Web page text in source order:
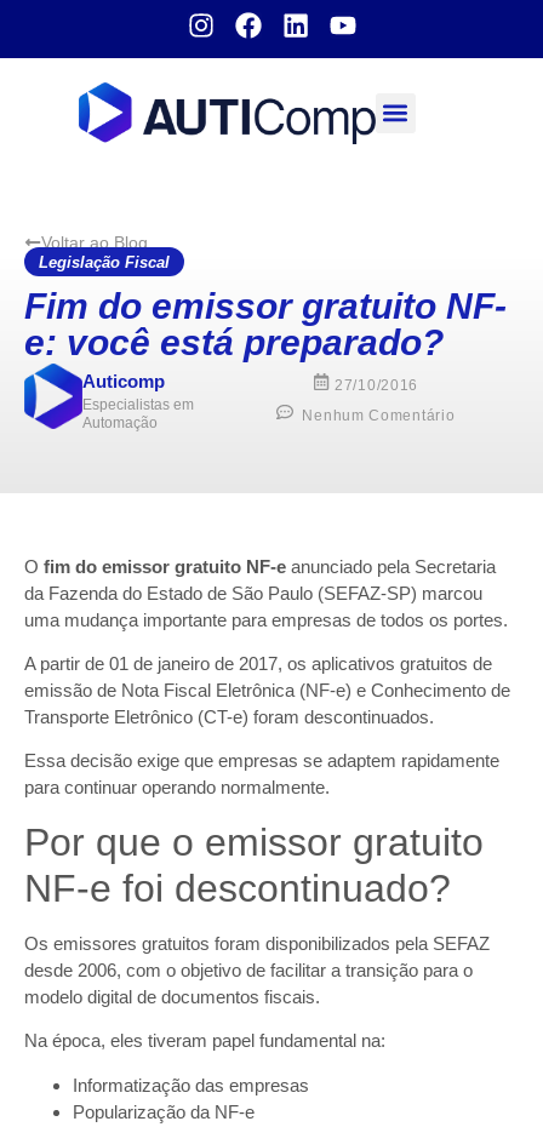
Voltar ao Blog
Legislação Fiscal
Fim do emissor gratuito NF-
e: você está preparado?
Auticomp
Especialistas em
Automação
27/10/2016
Nenhum Comentário
O fim do emissor gratuito NF-e anunciado pela Secretaria
da Fazenda do Estado de São Paulo (SEFAZ-SP) marcou
uma mudança importante para empresas de todos os portes.
A partir de 01 de janeiro de 2017, os aplicativos gratuitos de
emissão de Nota Fiscal Eletrônica (NF-e) e Conhecimento de
Transporte Eletrônico (CT-e) foram descontinuados.
Essa decisão exige que empresas se adaptem rapidamente
para continuar operando normalmente.
Por que o emissor gratuito
NF-e foi descontinuado?
Os emissores gratuitos foram disponibilizados pela SEFAZ
desde 2006, com o objetivo de facilitar a transição para o
modelo digital de documentos fiscais.
Na época, eles tiveram papel fundamental na:
Informatização das empresas
Popularização da NF-e